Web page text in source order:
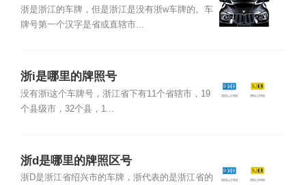
浙是浙江的车牌，但是浙江是没有浙w车牌的。车
牌号第一个汉字是省或直辖市...
浙i是哪里的牌照号
没有浙i这个车牌号，浙江省下有11个省辖市，19
个县级市，32个县，1...
浙d是哪里的牌照区号
浙D是浙江省绍兴市的车牌，浙代表的是浙江省的